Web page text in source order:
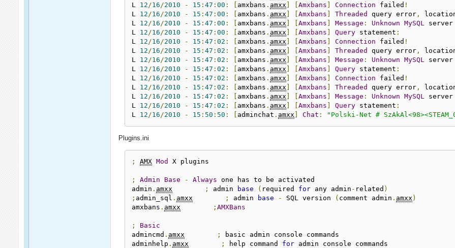
L 12 /16 /2010 - 15 :47 :00 : [ amxbans . amxx ] [Amxbans ] Connection failed !
L 12 /16 /2010 - 15 :47 :00 : [ amxbans . amxx ] [Amxbans ] Threaded query error ,
L 12 /16 /2010 - 15 :47 :00 : [ amxbans . amxx ] [Amxbans ] Message : Unknown MySQL
L 12 /16 /2010 - 15 :47 :00 : [ amxbans . amxx ] [Amxbans ] Query statement :
L 12 /16 /2010 - 15 :47 :02 : [ amxbans . amxx ] [Amxbans ] Connection failed !
L 12 /16 /2010 - 15 :47 :02 : [ amxbans . amxx ] [Amxbans ] Threaded query error ,
L 12 /16 /2010 - 15 :47 :02 : [ amxbans . amxx ] [Amxbans ] Message : Unknown MySQL
L 12 /16 /2010 - 15 :47 :02 : [ amxbans . amxx ] [Amxbans ] Query statement :
L 12 /16 /2010 - 15 :47 :02 : [ amxbans . amxx ] [Amxbans ] Connection failed !
L 12 /16 /2010 - 15 :47 :02 : [ amxbans . amxx ] [Amxbans ] Threaded query error ,
L 12 /16 /2010 - 15 :47 :02 : [ amxbans . amxx ] [Amxbans ] Message : Unknown MySQL
L 12 /16 /2010 - 15 :47 :02 : [ amxbans . amxx ] [Amxbans ] Query statement :
L 12 /16 /2010 - 15 : 50 : 50 : [ adminchat . amxx ] Chat : "Polski-Net #
Plugins.ini
; AMX Mod X plugins
; Admin Base - Always one has to be activated
admin . amxx ; admin base ( required for any admin - related )
; admin_sql . amxx ; admin base - SQL version ( comment admin . amxx )
amxbans . amxx ;AMXBans
;
Basic
admincmd . amxx ;
basic admin console commands
adminhelp . amxx ; help command for admin console commands